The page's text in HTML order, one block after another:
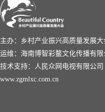
主办：乡村产业振兴高质量发展
运维：海南博智彩鳌文化传播有限
技术支持：人民众网电视有限公司
www.zgmlxc.com.cn